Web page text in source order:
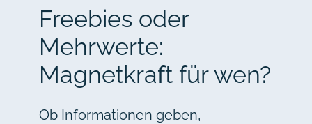
Freebies oder
Mehrwerte:
Magnetkraft für wen?
Ob Informationen geben,